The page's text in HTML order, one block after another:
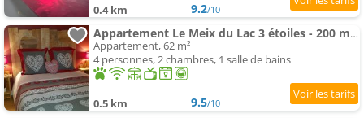
0.4 km 9.2/10
Appartement Le Meix du Lac 3 étoiles - 200 m du lac - 50 m navette ski
Appartement, 62 m²
4 personnes, 2 chambres, 1 salle de bains
0.5 km 9.5/10